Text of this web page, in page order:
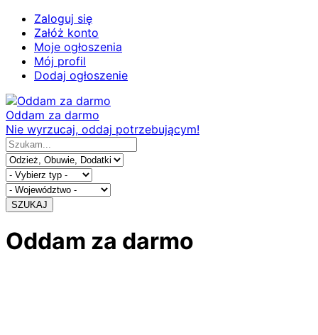
Zaloguj się
Załóż konto
Moje ogłoszenia
Mój profil
Dodaj ogłoszenie
Oddam za darmo
Nie wyrzucaj, oddaj potrzebującym!
SZUKAJ
Oddam za darmo